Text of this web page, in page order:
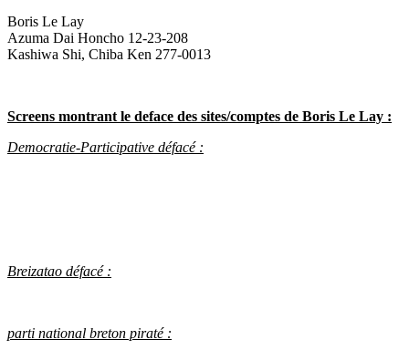
Boris Le Lay
Azuma Dai Honcho 12-23-208
Kashiwa Shi, Chiba Ken 277-0013
Screens montrant le deface des sites/comptes de Boris Le Lay :
Democratie-Participative défacé :
Breizatao défacé :
parti national breton piraté :